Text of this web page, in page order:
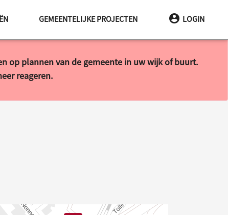
GEMEENTELIJKE PROJECTEN LOGIN
op plannen van de gemeente in uw wijk of buurt.
reageren.